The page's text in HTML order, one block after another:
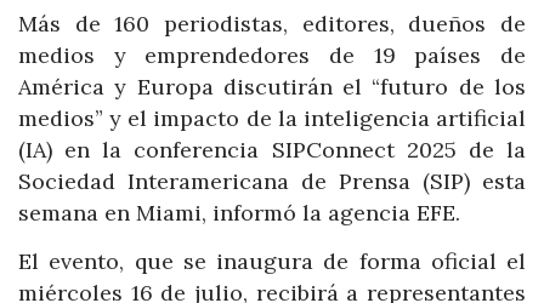
Más de 160 periodistas, editores, dueños de
medios y emprendedores de 19 países de
América y Europa discutirán el “futuro de los
medios” y el impacto de la inteligencia artificial
(IA) en la conferencia SIPConnect 2025 de la
Sociedad Interamericana de Prensa (SIP) esta
semana en Miami, informó la agencia EFE.
El evento, que se inaugura de forma oficial el
miércoles 16 de julio, recibirá a representantes